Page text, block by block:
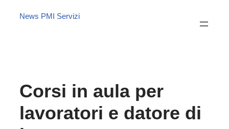
News PMI Servizi
Corsi in aula per
lavoratori e datore di